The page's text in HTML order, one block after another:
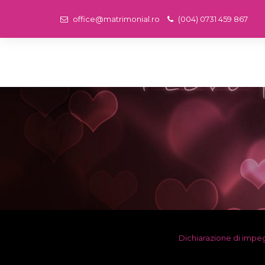
office@matrimonial.ro (004) 0731 459 867
Dichiarazione di